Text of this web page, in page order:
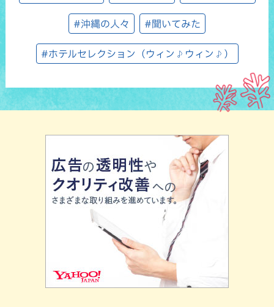
#沖縄の人々 #聞いてみた
#ホテルセレクション（ウィン♪ウィン♪）